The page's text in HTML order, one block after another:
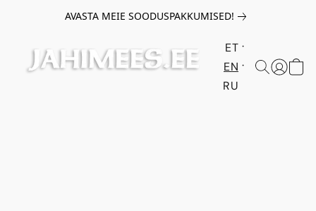
AVASTA MEIE SOODUSPAKKUMISED!
ET
EN
RU